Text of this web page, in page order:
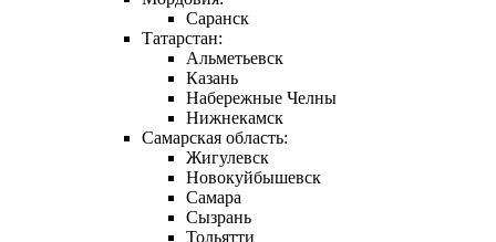
Саранск
Татарстан:
Альметьевск
Казань
Набережные Челны
Нижнекамск
Самарская область:
Жигулевск
Новокуйбышевск
Самара
Сызрань
Тольятти